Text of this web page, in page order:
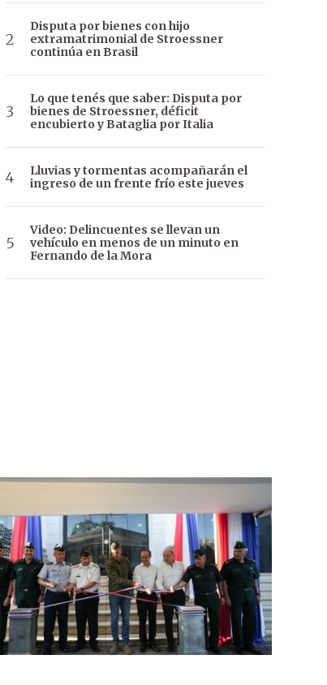
Disputa por bienes con hijo
extramatrimonial de Stroessner
continúa en Brasil
Lo que tenés que saber: Disputa por
bienes de Stroessner, déficit
encubierto y Bataglia por Italia
Lluvias y tormentas acompañarán el
ingreso de un frente frío este jueves
Video: Delincuentes se llevan un
vehículo en menos de un minuto en
Fernando de la Mora